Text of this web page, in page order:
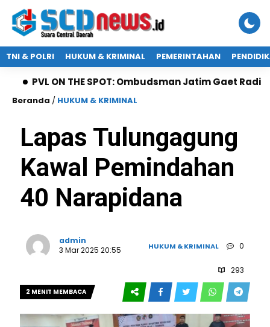
TNI & POLRI HUKUM & KRIMINAL PEMERINTAHAN
ON THE SPOT: Ombudsman Jatim Gaet Radio Suara
Beranda / HUKUM & KRIMINAL
Lapas Tulungagung
Kawal Pemindahan
40 Narapidana
admin
3 Mar 2025 20:55
HUKUM & KRIMINAL 0
293
2 MENIT MEMBACA